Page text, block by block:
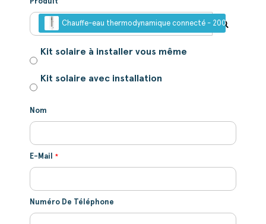
Chauffe-eau thermodynamique connecté - 200 ou 240L
Kit solaire à installer vous même
Kit solaire avec installation
Nom
E-Mail
Numéro De Téléphone